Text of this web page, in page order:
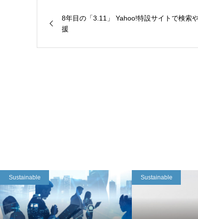
8年目の「3.11」 Yahoo!特設サイトで検索
援
Sustainable Sustainable